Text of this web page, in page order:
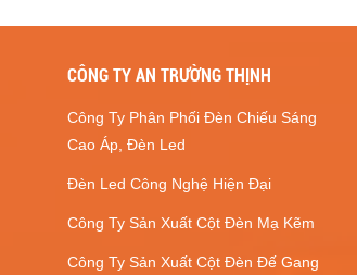
CÔNG TY AN TRƯỜNG THỊNH
Công Ty Phân Phối Đèn Chiếu Sáng
Cao Áp, Đèn Led
Đèn Led Công Nghệ Hiện Đại
Công Ty Sản Xuất Cột Đèn Mạ Kẽm
Công Ty Sản Xuất Cột Đèn Đế Gang